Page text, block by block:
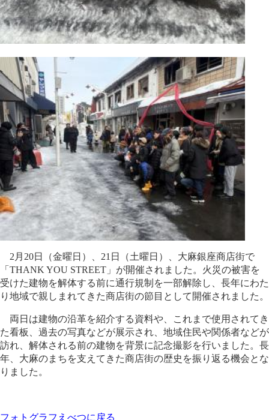
2月20日（金曜日）、21日（土曜日）、大麻銀座商店街で
「THANK YOU STREET」が開催されました。火災の被害を
受けた建物を解体する前に通行規制を一部解除し、長年にわた
り地域で親しまれてきた商店街の節目として開催されました。
両日は建物の沿革を紹介する資料や、これまで使用されてき
た看板、過去の写真などが展示され、地域住民や関係者などが
訪れ、解体される前の建物を背景に記念撮影を行いました。長
年、大麻のまちを支えてきた商店街の歴史を振り返る機会とな
りました。
フォトグラフえべつに戻る